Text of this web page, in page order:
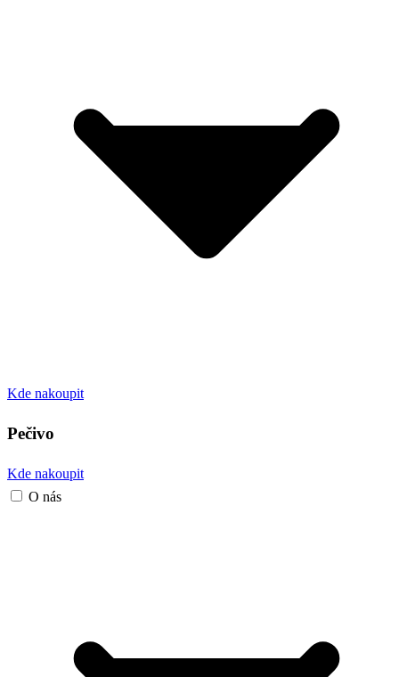
Kde nakoupit
Pečivo
Kde nakoupit
O nás